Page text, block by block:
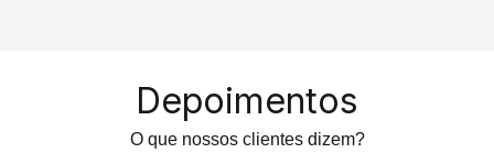
Depoimentos
O que nossos clientes dizem?